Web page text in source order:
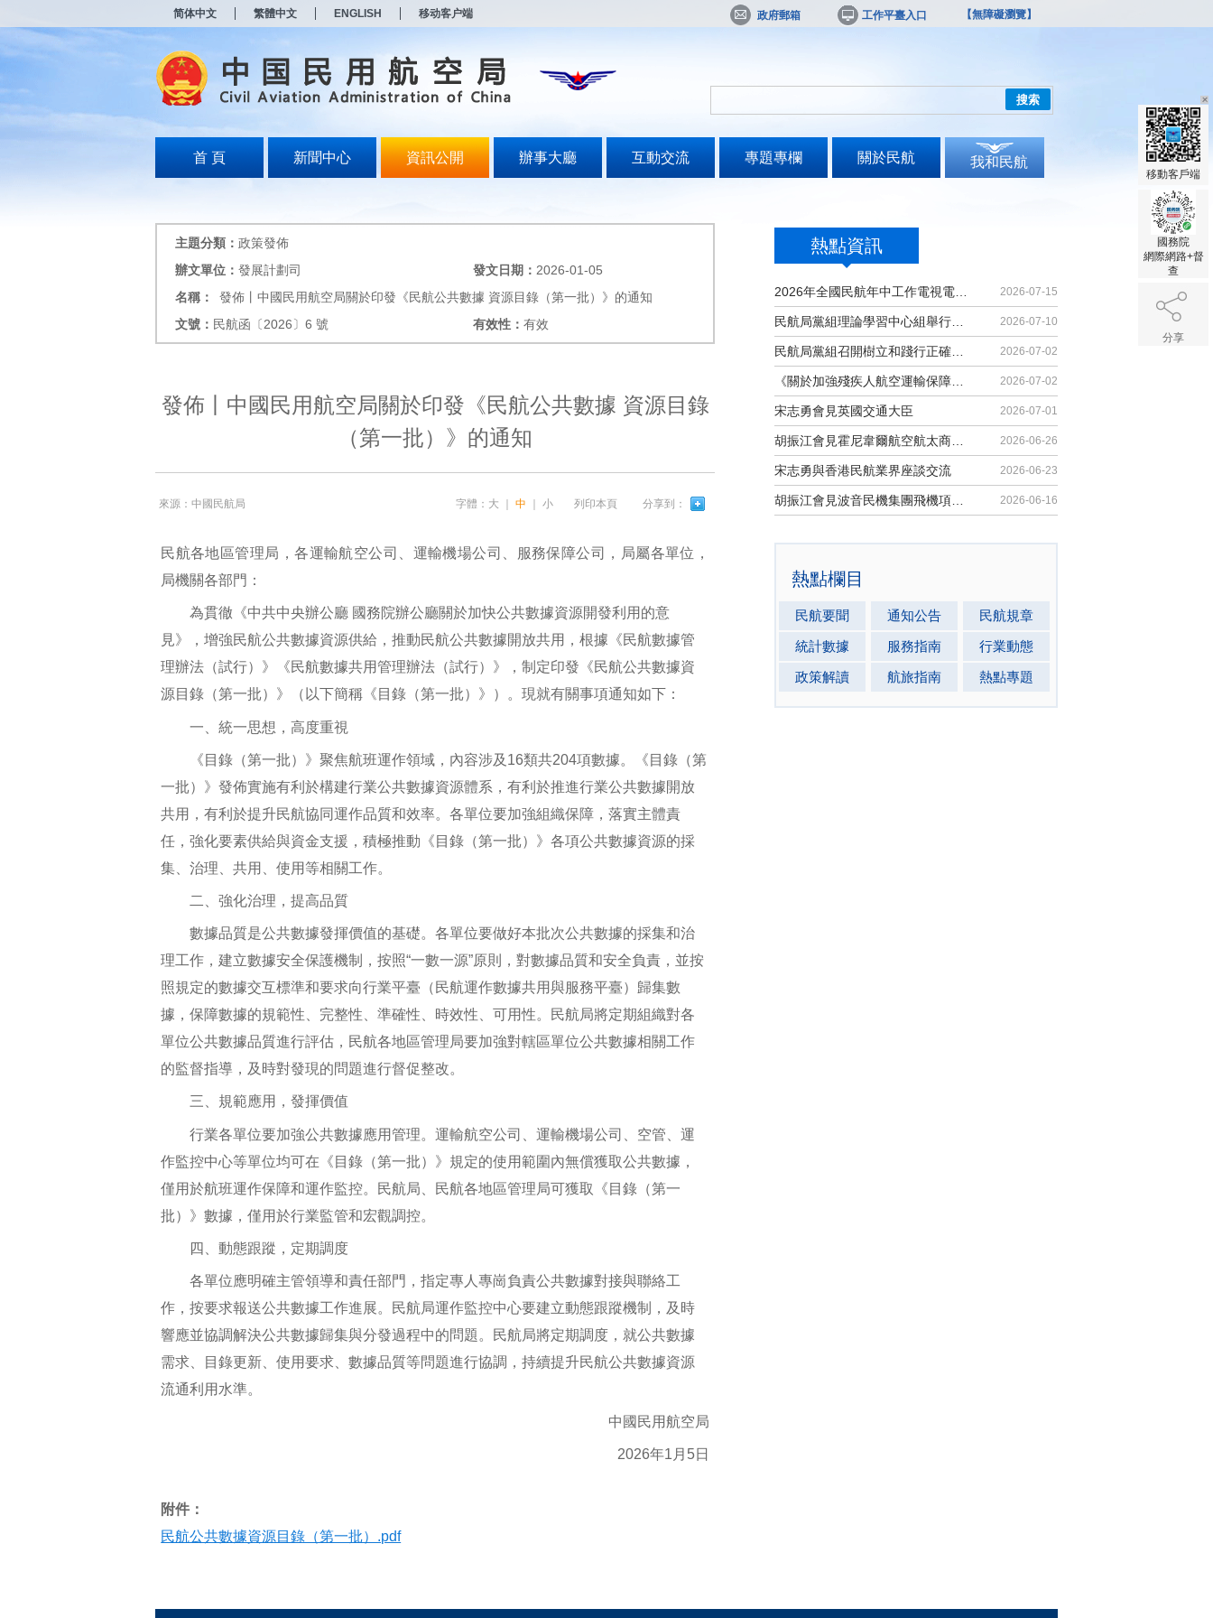
简体中文 繁體中文 ENGLISH 移动客户端 政府郵箱 工作平臺入口 【無障礙瀏覽】
搜索
首 頁 新聞中心 資訊公開 辦事大廳 互動交流 專題專欄 關於民航 我和民航
熱點資訊
2026-07-15
2026-07-10
2026-07-02
2026-07-02
宋志勇會見英國交通大臣 2026-07-01
2026-06-26
宋志勇與香港民航業界座談交流 2026-06-23
2026-06-16
熱點欄目
民航要聞 通知公告
民航規章
統計數據
服務指南
行業動態
政策解讀
航旅指南 熱點專題
主題分類： 政策發佈
辦文單位： 發展計劃司 發文日期： 2026-01-05
名稱：
發佈丨中國民用航空局關於印發《民航公共數據 資源目錄（第一批）》的通知
文號： 民航函〔2026〕6 號 有效性： 有效
發佈丨中國民用航空局關於印發《民航公共數據 資源目錄
（第一批）》的通知
來源：中國民航局 字體： 大 中 小 列印本頁 分享到：
民航各地區管理局，各運輸航空公司、運輸機場公司、服務保障公司，局屬各單位，
局機關各部門：
為貫徹《中共中央辦公廳 國務院辦公廳關於加快公共數據資源開發利用的意
見》，增強民航公共數據資源供給，推動民航公共數據開放共用，根據《民航數據管
理辦法（試行）》《民航數據共用管理辦法（試行）》，制定印發《民航公共數據資
源目錄（第一批）》（以下簡稱《目錄（第一批）》）。現就有關事項通知如下：
一、統一思想，高度重視
《目錄（第一批）》聚焦航班運作領域，內容涉及16類共204項數據。《目錄（第
一批）》發佈實施有利於構建行業公共數據資源體系，有利於推進行業公共數據開放
共用，有利於提升民航協同運作品質和效率。各單位要加強組織保障，落實主體責
任，強化要素供給與資金支援，積極推動《目錄（第一批）》各項公共數據資源的採
集、治理、共用、使用等相關工作。
二、強化治理，提高品質
數據品質是公共數據發揮價值的基礎。各單位要做好本批次公共數據的採集和治
理工作，建立數據安全保護機制，按照“一數一源”原則，對數據品質和安全負責，並按
照規定的數據交互標準和要求向行業平臺（民航運作數據共用與服務平臺）歸集數
據，保障數據的規範性、完整性、準確性、時效性、可用性。民航局將定期組織對各
單位公共數據品質進行評估，民航各地區管理局要加強對轄區單位公共數據相關工作
的監督指導，及時對發現的問題進行督促整改。
三、規範應用，發揮價值
行業各單位要加強公共數據應用管理。運輸航空公司、運輸機場公司、空管、運
作監控中心等單位均可在《目錄（第一批）》規定的使用範圍內無償獲取公共數據，
僅用於航班運作保障和運作監控。民航局、民航各地區管理局可獲取《目錄（第一
批）》數據，僅用於行業監管和宏觀調控。
四、動態跟蹤，定期調度
各單位應明確主管領導和責任部門，指定專人專崗負責公共數據對接與聯絡工
作，按要求報送公共數據工作進展。民航局運作監控中心要建立動態跟蹤機制，及時
響應並協調解決公共數據歸集與分發過程中的問題。民航局將定期調度，就公共數據
需求、目錄更新、使用要求、數據品質等問題進行協調，持續提升民航公共數據資源
流通利用水準。
中國民用航空局
2026年1月5日
附件：
民航公共數據資源目錄（第一批）.pdf
移動客戶端
國務院
網際網路+督
查
分享
打
无
障